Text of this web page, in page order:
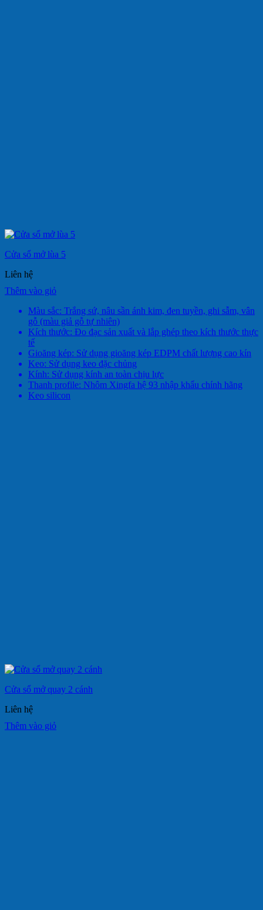
Cửa sổ mở lùa 5
Liên hệ
Thêm vào giỏ
Màu sắc: Trắng sứ, nâu sần ánh kim, đen tuyền, ghi sẫm, vân
gỗ (màu giả gỗ tự nhiên)
Kích thước: Đo đạc sản xuất và lắp ghép theo kích thước thực
tế
Gioăng kép: Sử dụng gioăng kép EDPM chất lượng cao kín
Keo: Sử dụng keo đặc chủng
Kính: Sử dụng kính an toàn chịu lực
Thanh profile: Nhôm Xingfa hệ 93 nhập khẩu chính hãng
Keo silicon
Cửa sổ mở quay 2 cánh
Liên hệ
Thêm vào giỏ